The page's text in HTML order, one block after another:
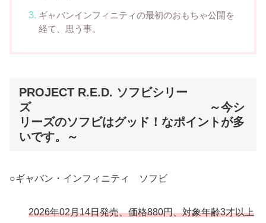
ギャバンインフィニティの最初のおもちゃ公開を
経て、思う事。
PROJECT R.E.D. ソフビシリー
ズ ～今シ
リーズのソフビはグッド！なポイントが多
いです。～
○ギャバン・インフィニティ ソフビ
2026年02月14日発売、価格880円、対象年齢3才以上